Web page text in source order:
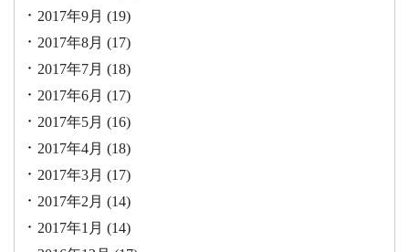
2017年9月 (19)
2017年8月 (17)
2017年7月 (18)
2017年6月 (17)
2017年5月 (16)
2017年4月 (18)
2017年3月 (17)
2017年2月 (14)
2017年1月 (14)